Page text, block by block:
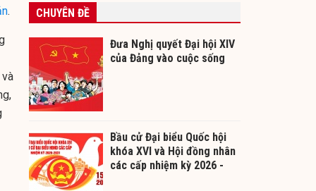
. CHUYÊN ĐỀ
Đưa Nghị quyết Đại hội XIV
của Đảng vào cuộc sống
Bầu cử Đại biểu Quốc hội
khóa XVI và Hội đồng nhân
các cấp nhiệm kỳ 2026 -